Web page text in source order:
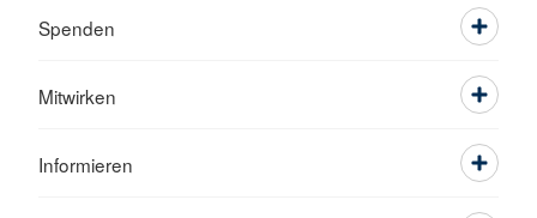
Spenden
Mitwirken
Informieren